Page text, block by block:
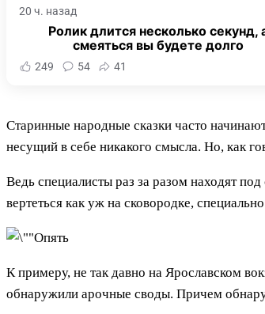
20 ч. назад
Ролик длится несколько секунд,
смеяться вы будете долго
249 54 41
Старинные народные сказки часто
несущий в себе никакого смысла. Но, как
Ведь специалисты раз за разом находят
вертеться как уж на сковородке,
К примеру, не так давно на Ярославском
обнаружили арочные своды. Причем